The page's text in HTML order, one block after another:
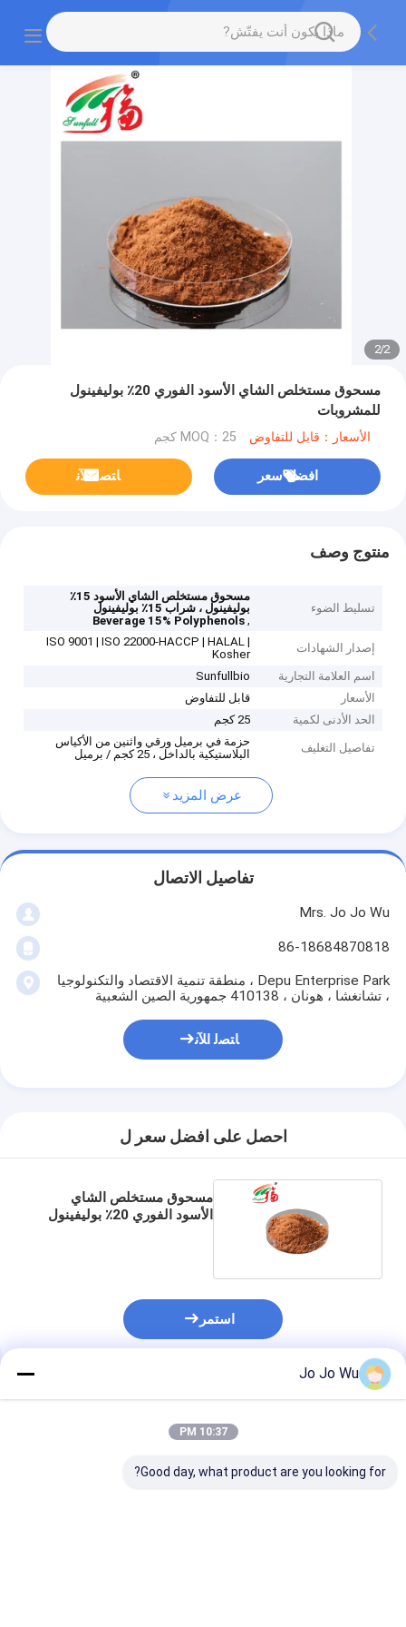
2
/
2
مسحوق مستخلص الشاي الأسود الفوري 20٪ بوليفينول
للمشروبات
الأسعار：قابل للتفاوض MOQ：25 كجم
افضل سعر ﺎﺘﺼﻟ ﺍﻶﻧ
منتوج وصف
تسليط الضوء
مسحوق مستخلص الشاي الأسود 15٪
بوليفينول ، شراب 15٪ بوليفينول
,
Beverage 15% Polyphenols
إصدار الشهادات
ISO 9001 | ISO 22000-HACCP | HALAL |
Kosher
اسم العلامة التجارية
Sunfullbio
الأسعار
قابل للتفاوض
الحد الأدنى لكمية
25 كجم
تفاصيل التغليف
حزمة في برميل ورقي واثنين من الأكياس
البلاستيكية بالداخل ، 25 كجم / برميل
عرض المزيد
تفاصيل الاتصال
Mrs. Jo Jo Wu
86-18684870818
Depu Enterprise Park ، منطقة تنمية الاقتصاد والتكنولوجيا
، تشانغشا ، هونان ، 410138 جمهورية الصين الشعبية
ﺎﺘﺼﻟ ﺍﻶﻧ
احصل على افضل سعر ل
مسحوق مستخلص الشاي
الأسود الفوري 20٪ بوليفينول
استمر
المنتجات الموصى بها
Jo Jo Wu
10:37 PM
Good day, what product are you looking for?